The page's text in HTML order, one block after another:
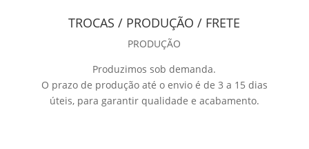
TROCAS / PRODUÇÃO / FRETE
PRODUÇÃO
Produzimos sob demanda.
O prazo de produção até o envio é de 3 a 15 dias
úteis, para garantir qualidade e acabamento.